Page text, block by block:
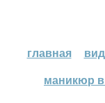
главная
маникюр